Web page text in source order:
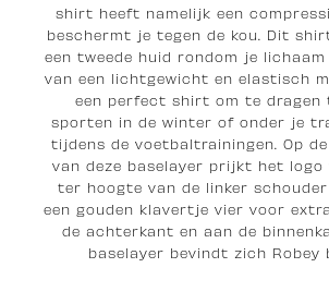
shirt heeft namelijk een
beschermt je tegen de kou. Dit
een tweede huid rondom je
van een lichtgewicht en elastisch
een perfect shirt om te dragen
sporten in de winter of onder je
tijdens de voetbaltrainingen. Op
van deze baselayer prijkt het logo
ter hoogte van de linker
een gouden klavertje vier voor
de achterkant en aan de
baselayer bevindt zich Robey